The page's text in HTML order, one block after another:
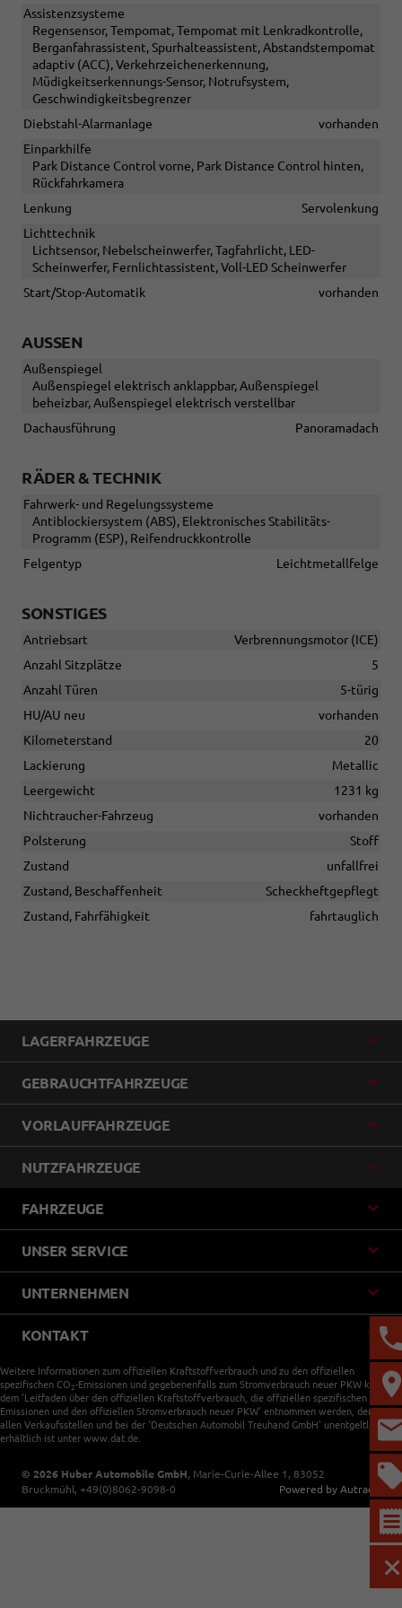
Assistenzsysteme
Regensensor, Tempomat, Tempomat mit Lenkradkontrolle,
Berganfahrassistent, Spurhalteassistent, Abstandstempomat
adaptiv (ACC), Verkehrzeichenerkennung,
Müdigkeitserkennungs-Sensor, Notrufsystem,
Geschwindigkeitsbegrenzer
Diebstahl-Alarmanlage
vorhanden
Einparkhilfe
Park Distance Control vorne, Park Distance Control hinten,
Rückfahrkamera
Lenkung
Servolenkung
Lichttechnik
Lichtsensor, Nebelscheinwerfer, Tagfahrlicht, LED-
Scheinwerfer, Fernlichtassistent, Voll-LED Scheinwerfer
Start/Stop-Automatik
vorhanden
AUSSEN
Außenspiegel
Außenspiegel elektrisch anklappbar, Außenspiegel
beheizbar, Außenspiegel elektrisch verstellbar
Dachausführung
Panoramadach
RÄDER & TECHNIK
Fahrwerk- und Regelungssysteme
Antiblockiersystem (ABS), Elektronisches Stabilitäts-
Programm (ESP), Reifendruckkontrolle
Felgentyp
Leichtmetallfelge
SONSTIGES
Antriebsart
Verbrennungsmotor (ICE)
Anzahl Sitzplätze
5
Anzahl Türen
5-türig
HU/AU neu
vorhanden
Kilometerstand
20
Lackierung
Metallic
Leergewicht
1231 kg
Nichtraucher-Fahrzeug
vorhanden
Polsterung
Stoff
Zustand
unfallfrei
Zustand, Beschaffenheit
Scheckheftgepflegt
Zustand, Fahrfähigkeit
fahrtauglich
LAGERFAHRZEUGE
GEBRAUCHTFAHRZEUGE
VORLAUFFAHRZEUGE
NUTZFAHRZEUGE
FAHRZEUGE
UNSER SERVICE
UNTERNEHMEN
KONTAKT
Weitere Informationen zum offiziellen Kraftstoffverbrauch und zu den offiziellen
spezifischen CO 2-Emissionen und gegebenenfalls zum Stromverbrauch neuer PKW können
dem 'Leitfaden über den offiziellen Kraftstoffverbrauch, die offiziellen spezifischen CO
-
Emissionen und den offiziellen Stromverbrauch neuer PKW' entnommen werden, der an
allen Verkaufsstellen und bei der 'Deutschen Automobil Treuhand GmbH' unentgeltlich
erhältlich ist unter www.dat.de.
© 2026 Huber Automobile GmbH, Marie-Curie-Allee 1 , 83052
Bruckmühl, +49(0)8062-9098-0 Powered by Autrado